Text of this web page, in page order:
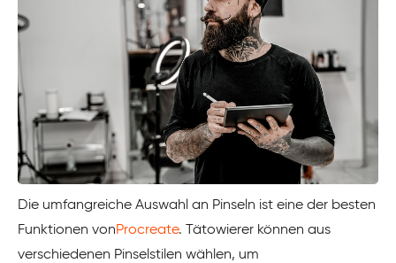
Die umfangreiche Auswahl an Pinseln ist eine der besten
Funktionen vonProcreate. Tätowierer können aus
verschiedenen Pinselstilen wählen, um